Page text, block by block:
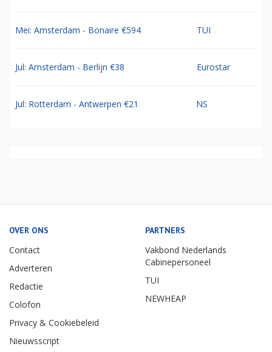
Mei: Amsterdam - Bonaire €594 TUI
Jul: Amsterdam - Berlijn €38 Eurostar
Jul: Rotterdam - Antwerpen €21 NS
OVER ONS
Contact
Adverteren
Redactie
Colofon
Privacy & Cookiebeleid
Nieuwsscript
PARTNERS
Vakbond Nederlands
Cabinepersoneel
TUI
NEWHEAP